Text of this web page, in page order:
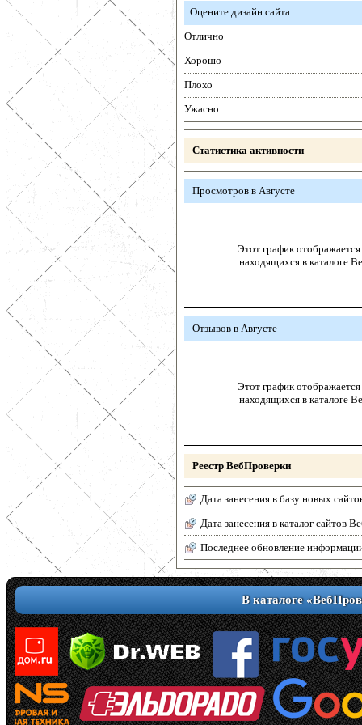
Оцените дизайн сайта
Отлично
Хорошо
Плохо
Ужасно
Статистика активности
Просмотров в Августе
Этот график отображается
находящихся в каталоге
Отзывов в Августе
Этот график отображается
находящихся в каталоге
Реестр ВебПроверки
Дата занесения в базу новых
Дата занесения в каталог сайтов
Последнее обновление
В каталоге